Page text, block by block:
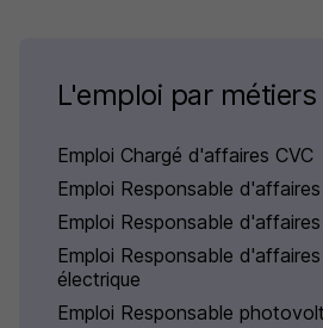
L'emploi par
Emploi Chargé d'affaires CVC
Emploi Responsable d'affaires
Emploi Responsable
Emploi Responsable
électrique
Emploi Responsable